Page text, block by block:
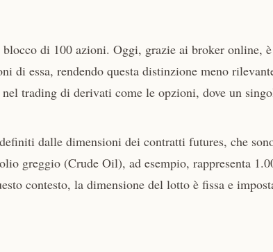
di 100 azioni. Oggi, grazie ai broker online, è
di essa, rendendo questa distinzione meno
trading di derivati come le opzioni, dove un
dalle dimensioni dei contratti futures, che
greggio (Crude Oil), ad esempio, rappresenta
contesto, la dimensione del lotto è fissa e